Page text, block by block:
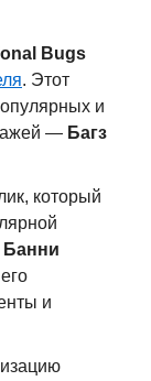
Bugs
. Этот
и
— Багз
который
Банни
и